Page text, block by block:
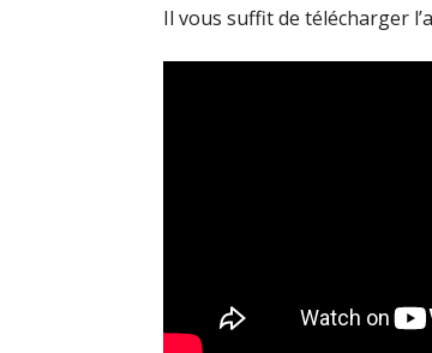
Il vous suffit de télécharger